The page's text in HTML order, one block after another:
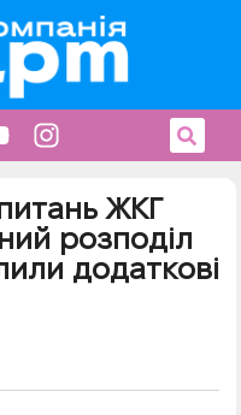
ЖКГ
розподіл
додаткові